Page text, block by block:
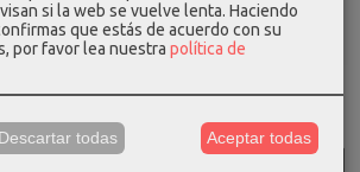
129,00 €
si la web se vuelve lenta. Haciendo
que estás de acuerdo con su
por favor lea nuestra política de
Descartar todas Aceptar todas